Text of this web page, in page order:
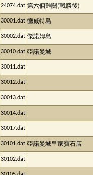
24074.dat 第六個難關(戰勝後)
30001.dat 德威特島
30002.dat 傑諾姆島
30010.dat 亞諾曼城
30011.dat
30012.dat
30013.dat
30014.dat
30017.dat
30101.dat 亞諾曼城皇家寶石店
30102.dat